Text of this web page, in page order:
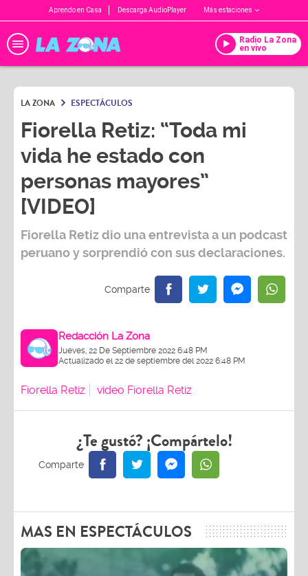
Aprendo en Casa Descarga AudioPlayer Más estaciones
Radio La Zona
en vivo
LA ZONA ESPECTÁCULOS
Fiorella Retiz: “Toda mi
vida he estado con
personas mayores”
[VIDEO]
Fiorella Retizdio una entrevista a un podcast
peruano y sorprendió con sus declaraciones.
Redacción La Zona
Jueves, 22 De Septiembre 2022 6:48 PM
Actualizado el 22 de septiembre del 2022 6:48 PM
Fiorella Retiz video Fiorella Retiz
¿Te gustó? ¡Compártelo!
MAS EN ESPECTÁCULOS